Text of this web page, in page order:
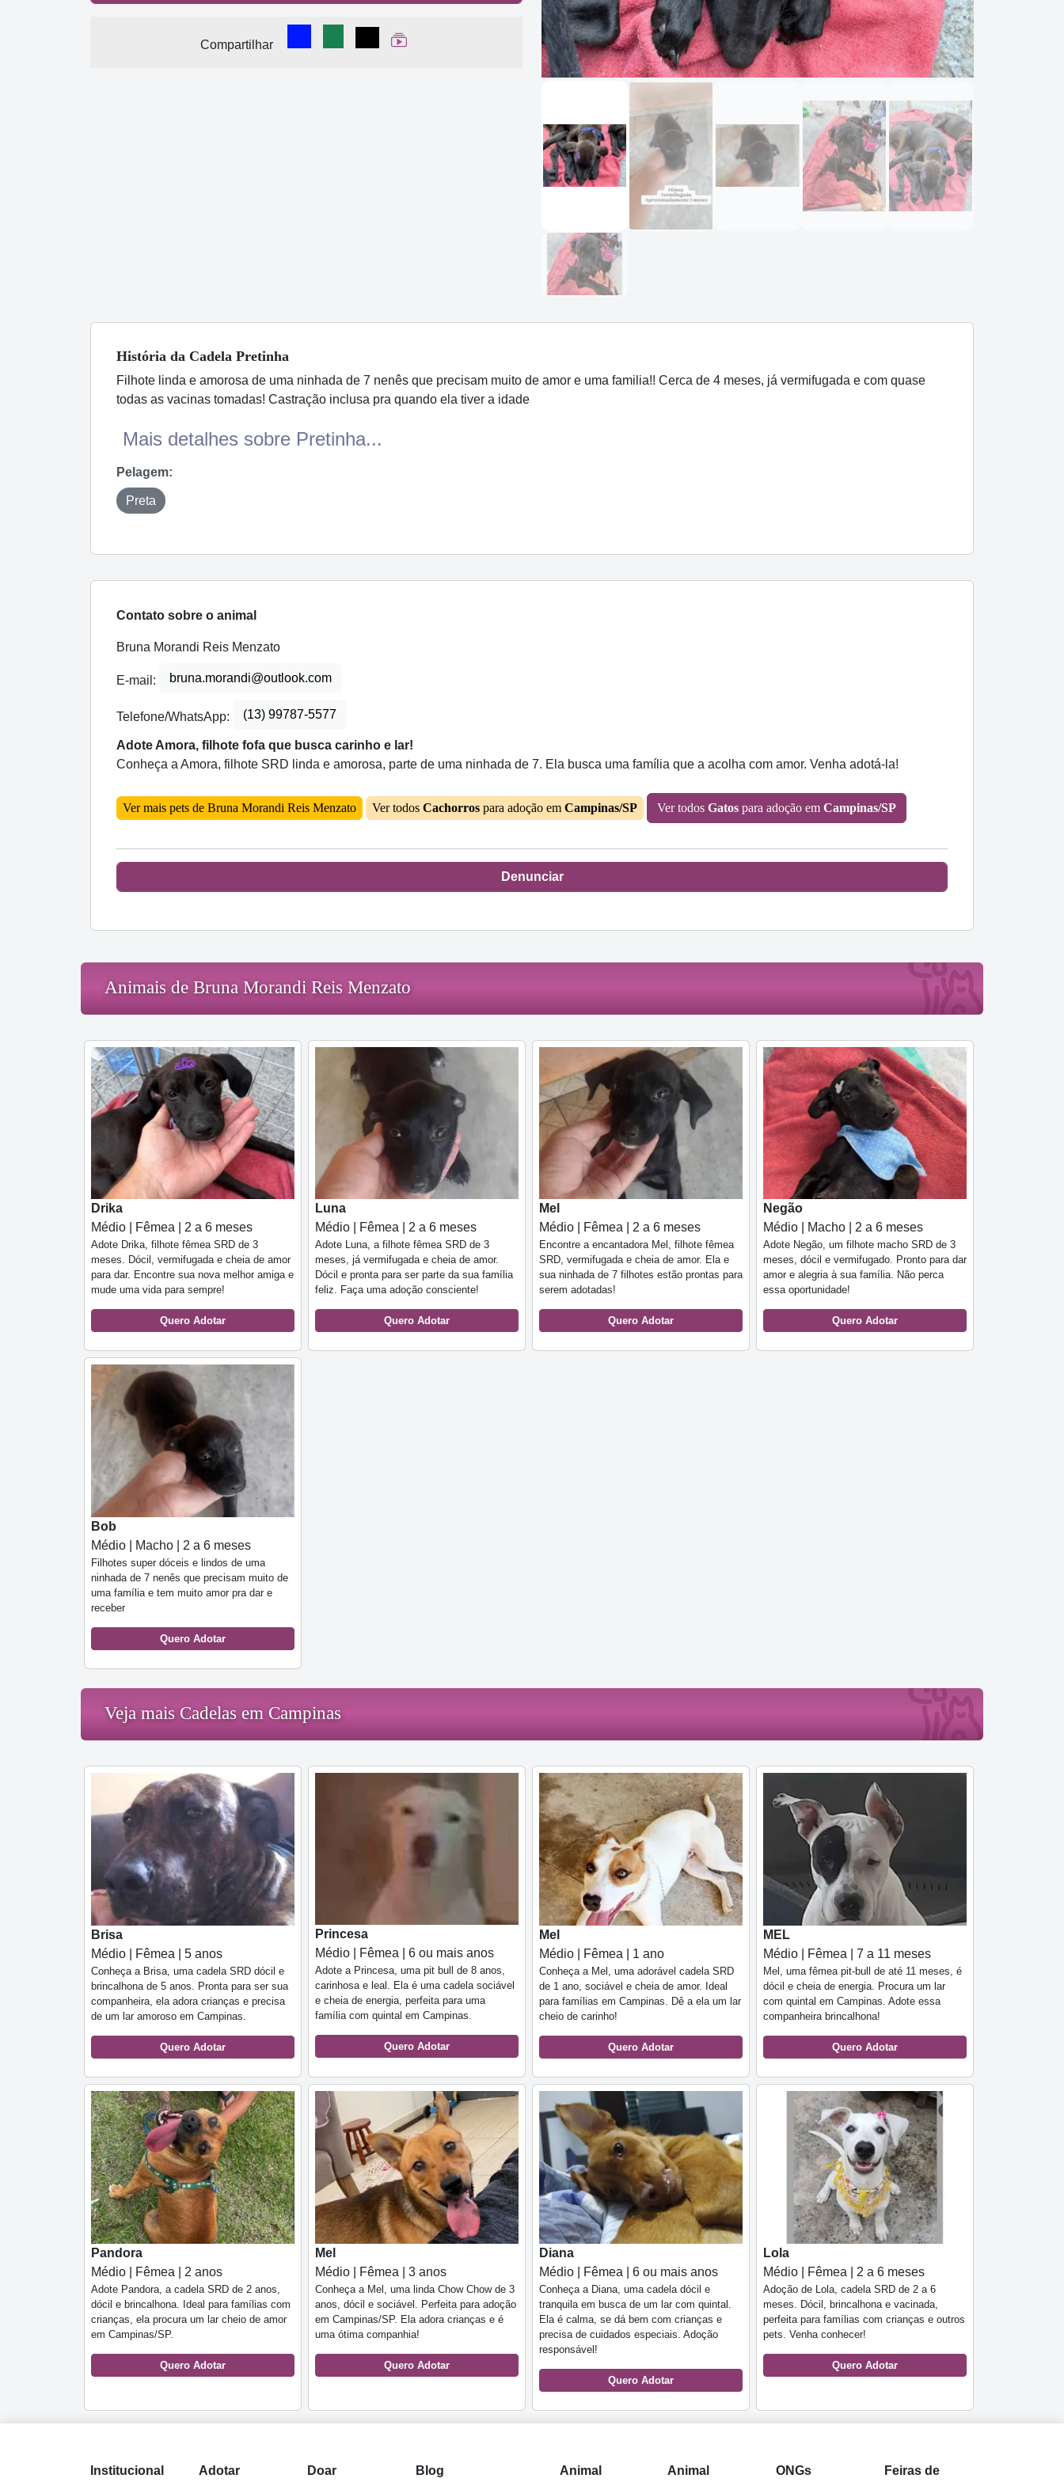
Compartilhar
Compartilhar no Facebook
Compartilhar no WhatsApp
Compartilhar
Ver Web Story
História da Cadela Pretinha
Filhote linda e amorosa de uma ninhada de 7 nenês que precisam muito de amor e uma familia!! Cerca de 4 meses, já vermifugada e com quase
todas as vacinas tomadas! Castração inclusa pra quando ela tiver a idade
Mais detalhes sobre Pretinha...
Pelagem:
Preta
Contato sobre o animal
Bruna Morandi Reis Menzato
E-mail: bruna.morandi@outlook.com
Telefone/WhatsApp: (13) 99787-5577
Adote Amora, filhote fofa que busca carinho e lar!
Conheça a Amora, filhote SRD linda e amorosa, parte de uma ninhada de 7. Ela busca uma família que a acolha com amor. Venha adotá-la!
Ver mais pets de Bruna Morandi Reis Menzato Ver todos Cachorros para adoção em Campinas/SP Ver todos Gatos para adoção em Campinas/SP
Denunciar
Animais de Bruna Morandi Reis Menzato
Drika
Médio | Fêmea | 2 a 6 meses
Adote Drika, filhote fêmea SRD de 3
meses. Dócil, vermifugada e cheia de amor
para dar. Encontre sua nova melhor amiga e
mude uma vida para sempre!
Quero Adotar
Luna
Médio | Fêmea | 2 a 6 meses
Adote Luna, a filhote fêmea SRD de 3
meses, já vermifugada e cheia de amor.
Dócil e pronta para ser parte da sua família
feliz. Faça uma adoção consciente!
Quero Adotar
Mel
Médio | Fêmea | 2 a 6 meses
Encontre a encantadora Mel, filhote fêmea
SRD, vermifugada e cheia de amor. Ela e
sua ninhada de 7 filhotes estão prontas para
serem adotadas!
Quero Adotar
Negão
Médio | Macho | 2 a 6 meses
Adote Negão, um filhote macho SRD de 3
meses, dócil e vermifugado. Pronto para dar
amor e alegria à sua família. Não perca
essa oportunidade!
Quero Adotar
Bob
Médio | Macho | 2 a 6 meses
Filhotes super dóceis e lindos de uma
ninhada de 7 nenês que precisam muito de
uma família e tem muito amor pra dar e
receber
Quero Adotar
Veja mais Cadelas em Campinas
Brisa
Médio | Fêmea | 5 anos
Conheça a Brisa, uma cadela SRD dócil e
brincalhona de 5 anos. Pronta para ser sua
companheira, ela adora crianças e precisa
de um lar amoroso em Campinas.
Quero Adotar
Princesa
Médio | Fêmea | 6 ou mais anos
Adote a Princesa, uma pit bull de 8 anos,
carinhosa e leal. Ela é uma cadela sociável
e cheia de energia, perfeita para uma
família com quintal em Campinas.
Quero Adotar
Mel
Médio | Fêmea | 1 ano
Conheça a Mel, uma adorável cadela SRD
de 1 ano, sociável e cheia de amor. Ideal
para famílias em Campinas. Dê a ela um lar
cheio de carinho!
Quero Adotar
MEL
Médio | Fêmea | 7 a 11 meses
Mel, uma fêmea pit-bull de até 11 meses, é
dócil e cheia de energia. Procura um lar
com quintal em Campinas. Adote essa
companheira brincalhona!
Quero Adotar
Pandora
Médio | Fêmea | 2 anos
Adote Pandora, a cadela SRD de 2 anos,
dócil e brincalhona. Ideal para famílias com
crianças, ela procura um lar cheio de amor
em Campinas/SP.
Quero Adotar
Mel
Médio | Fêmea | 3 anos
Conheça a Mel, uma linda Chow Chow de 3
anos, dócil e sociável. Perfeita para adoção
em Campinas/SP. Ela adora crianças e é
uma ótima companhia!
Quero Adotar
Diana
Médio | Fêmea | 6 ou mais anos
Conheça a Diana, uma cadela dócil e
tranquila em busca de um lar com quintal.
Ela é calma, se dá bem com crianças e
precisa de cuidados especiais. Adoção
responsável!
Quero Adotar
Lola
Médio | Fêmea | 2 a 6 meses
Adoção de Lola, cadela SRD de 2 a 6
meses. Dócil, brincalhona e vacinada,
perfeita para famílias com crianças e outros
pets. Venha conhecer!
Quero Adotar
Institucional Adotar Doar Blog Animal Animal ONGs Feiras de